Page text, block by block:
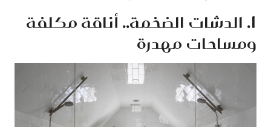
1. الدشات الضخمة.. أناقة مكلفة
ومساحات مهدرة